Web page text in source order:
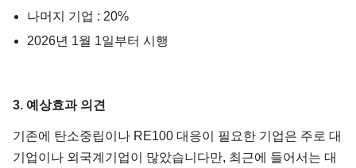
나머지 기업 : 20%
2026년 1월 1일부터 시행
3. 예상효과 의견
기존에 탄소중립이나 RE100 대응이 필요한 기업은 주로 대
기업이나 외국계기업이 많았습니다만, 최근에 들어서는 대